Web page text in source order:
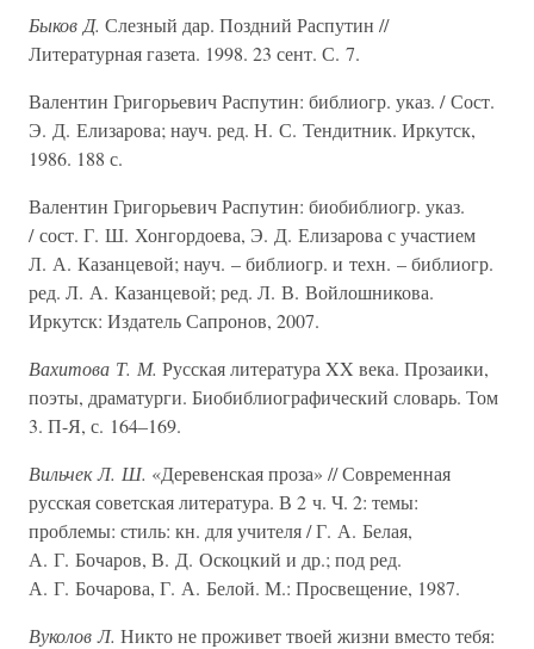
Быков Д. Слезный дар. Поздний Распутин //
Литературная газета. 1998. 23 сент. С. 7.
Валентин Григорьевич Распутин: библиогр. указ. / Сост.
Э. Д. Елизарова; науч. ред. Н. С. Тендитник. Иркутск,
1986. 188 с.
Валентин Григорьевич Распутин: биобиблиогр. указ.
/ сост. Г. Ш. Хонгордоева, Э. Д. Елизарова с участием
Л. А. Казанцевой; науч. – библиогр. и техн. – библиогр.
ред. Л. А. Казанцевой; ред. Л. В. Войлошникова.
Иркутск: Издатель Сапронов, 2007.
Вахитова Т. М. Русская литература XX века. Прозаики,
поэты, драматурги. Биобиблиографический словарь. Том
3. П-Я, с. 164–169.
Вильчек Л. Ш. «Деревенская проза» // Современная
русская советская литература. В 2 ч. Ч. 2: темы:
проблемы: стиль: кн. для учителя / Г. А. Белая,
А. Г. Бочаров, В. Д. Оскоцкий и др.; под ред.
А. Г. Бочарова, Г. А. Белой. М.: Просвещение, 1987.
Вуколов Л. Никто не проживет твоей жизни вместо тебя: